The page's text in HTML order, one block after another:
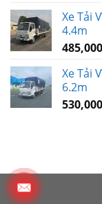
Xe Tải
4.4m
Xe Tải
6.2m